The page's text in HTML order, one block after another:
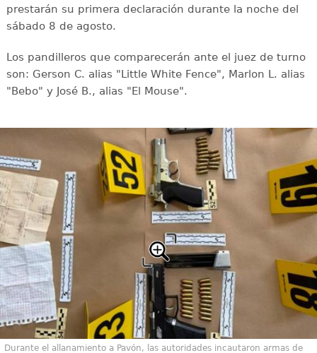
prestarán su primera declaración durante la noche del
sábado 8 de agosto.
Los pandilleros que comparecerán ante el juez de turno
son: Gerson C. alias "Little White Fence", Marlon L. alias
"Bebo" y José B., alias "El Mouse".
Durante el allanamiento a Pavón, las autoridades incautaron armas de